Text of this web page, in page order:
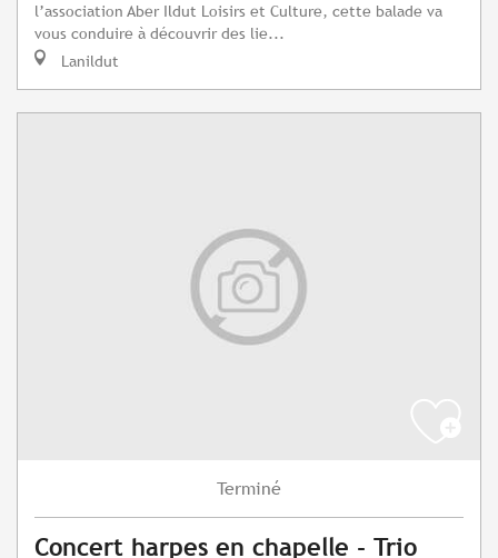
l’association Aber Ildut Loisirs et Culture, cette balade va
vous conduire à découvrir des lie...
Lanildut
Terminé
Concert harpes en chapelle - Trio